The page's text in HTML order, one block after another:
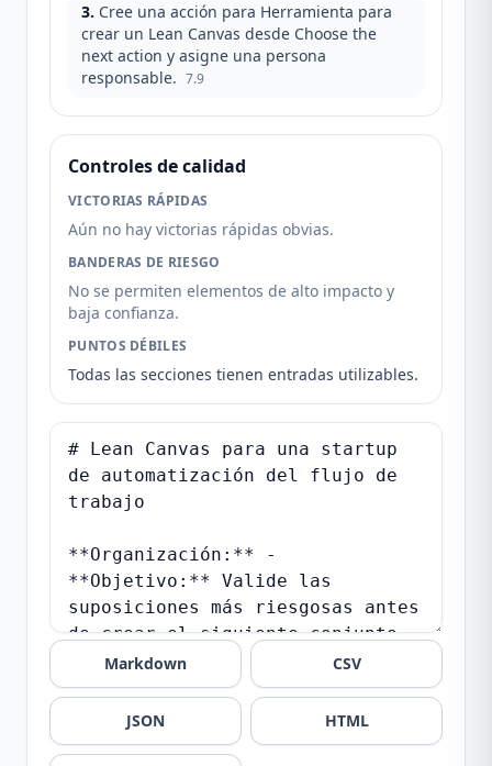
3. Cree una acción para Herramienta para
crear un Lean Canvas desde Choose the
next action y asigne una persona
responsable. 7.9
Controles de calidad
VICTORIAS RÁPIDAS
Aún no hay victorias rápidas obvias.
BANDERAS DE RIESGO
No se permiten elementos de alto impacto y
baja confianza.
PUNTOS DÉBILES
Todas las secciones tienen entradas utilizables.
Markdown CSV
JSON HTML